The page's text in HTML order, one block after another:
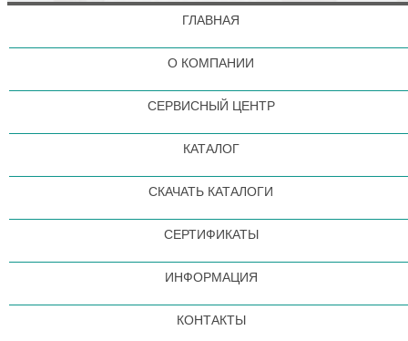
ГЛАВНАЯ
О КОМПАНИИ
СЕРВИСНЫЙ ЦЕНТР
КАТАЛОГ
СКАЧАТЬ КАТАЛОГИ
СЕРТИФИКАТЫ
ИНФОРМАЦИЯ
КОНТАКТЫ